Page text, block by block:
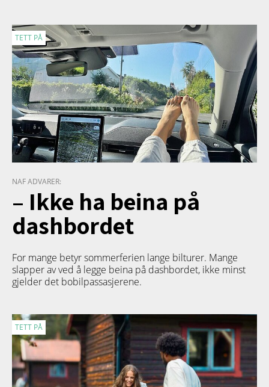
TETT PÅ
NAF ADVARER:
– Ikke ha beina på
dashbordet
For mange betyr sommerferien lange bilturer. Mange
slapper av ved å legge beina på dashbordet, ikke minst
gjelder det bobilpassasjerene.
TETT PÅ